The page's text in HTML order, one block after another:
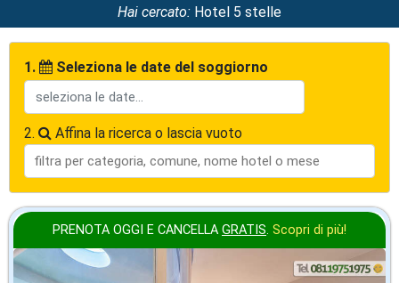
Hai cercato: Hotel 5 stelle
1. Seleziona le date del soggiorno
2. Affina la ricerca o lascia vuoto
PRENOTA OGGI E CANCELLA GRATIS. Scopri di più!